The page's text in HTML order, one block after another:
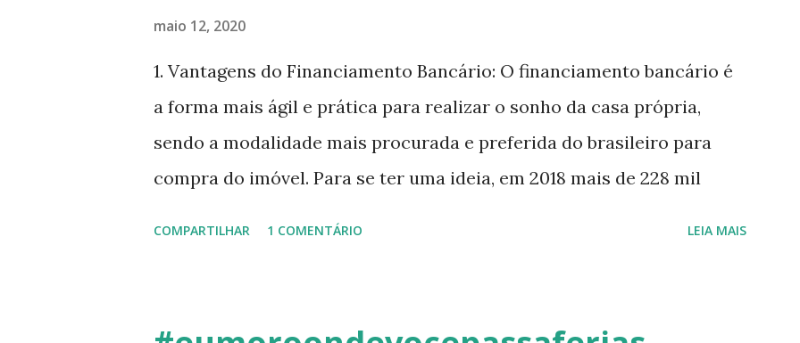
maio 12, 2020
1. Vantagens do Financiamento Bancário: O financiamento bancário é
a forma mais ágil e prática para realizar o sonho da casa própria,
sendo a modalidade mais procurada e preferida do brasileiro para
compra do imóvel. Para se ter uma ideia, em 2018 mais de 228 mil
COMPARTILHAR 1 COMENTÁRIO LEIA MAIS